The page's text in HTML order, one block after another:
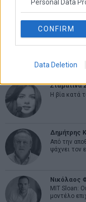
Personal Data
CONFIRM
Data Deletion
Εύη
Η αληθινή
Σταματίνα
Η βία κατά
Δημήτρης
Από την
ψάχνει τον
Νικόλαος
MIT Sloan:
μοντέλο